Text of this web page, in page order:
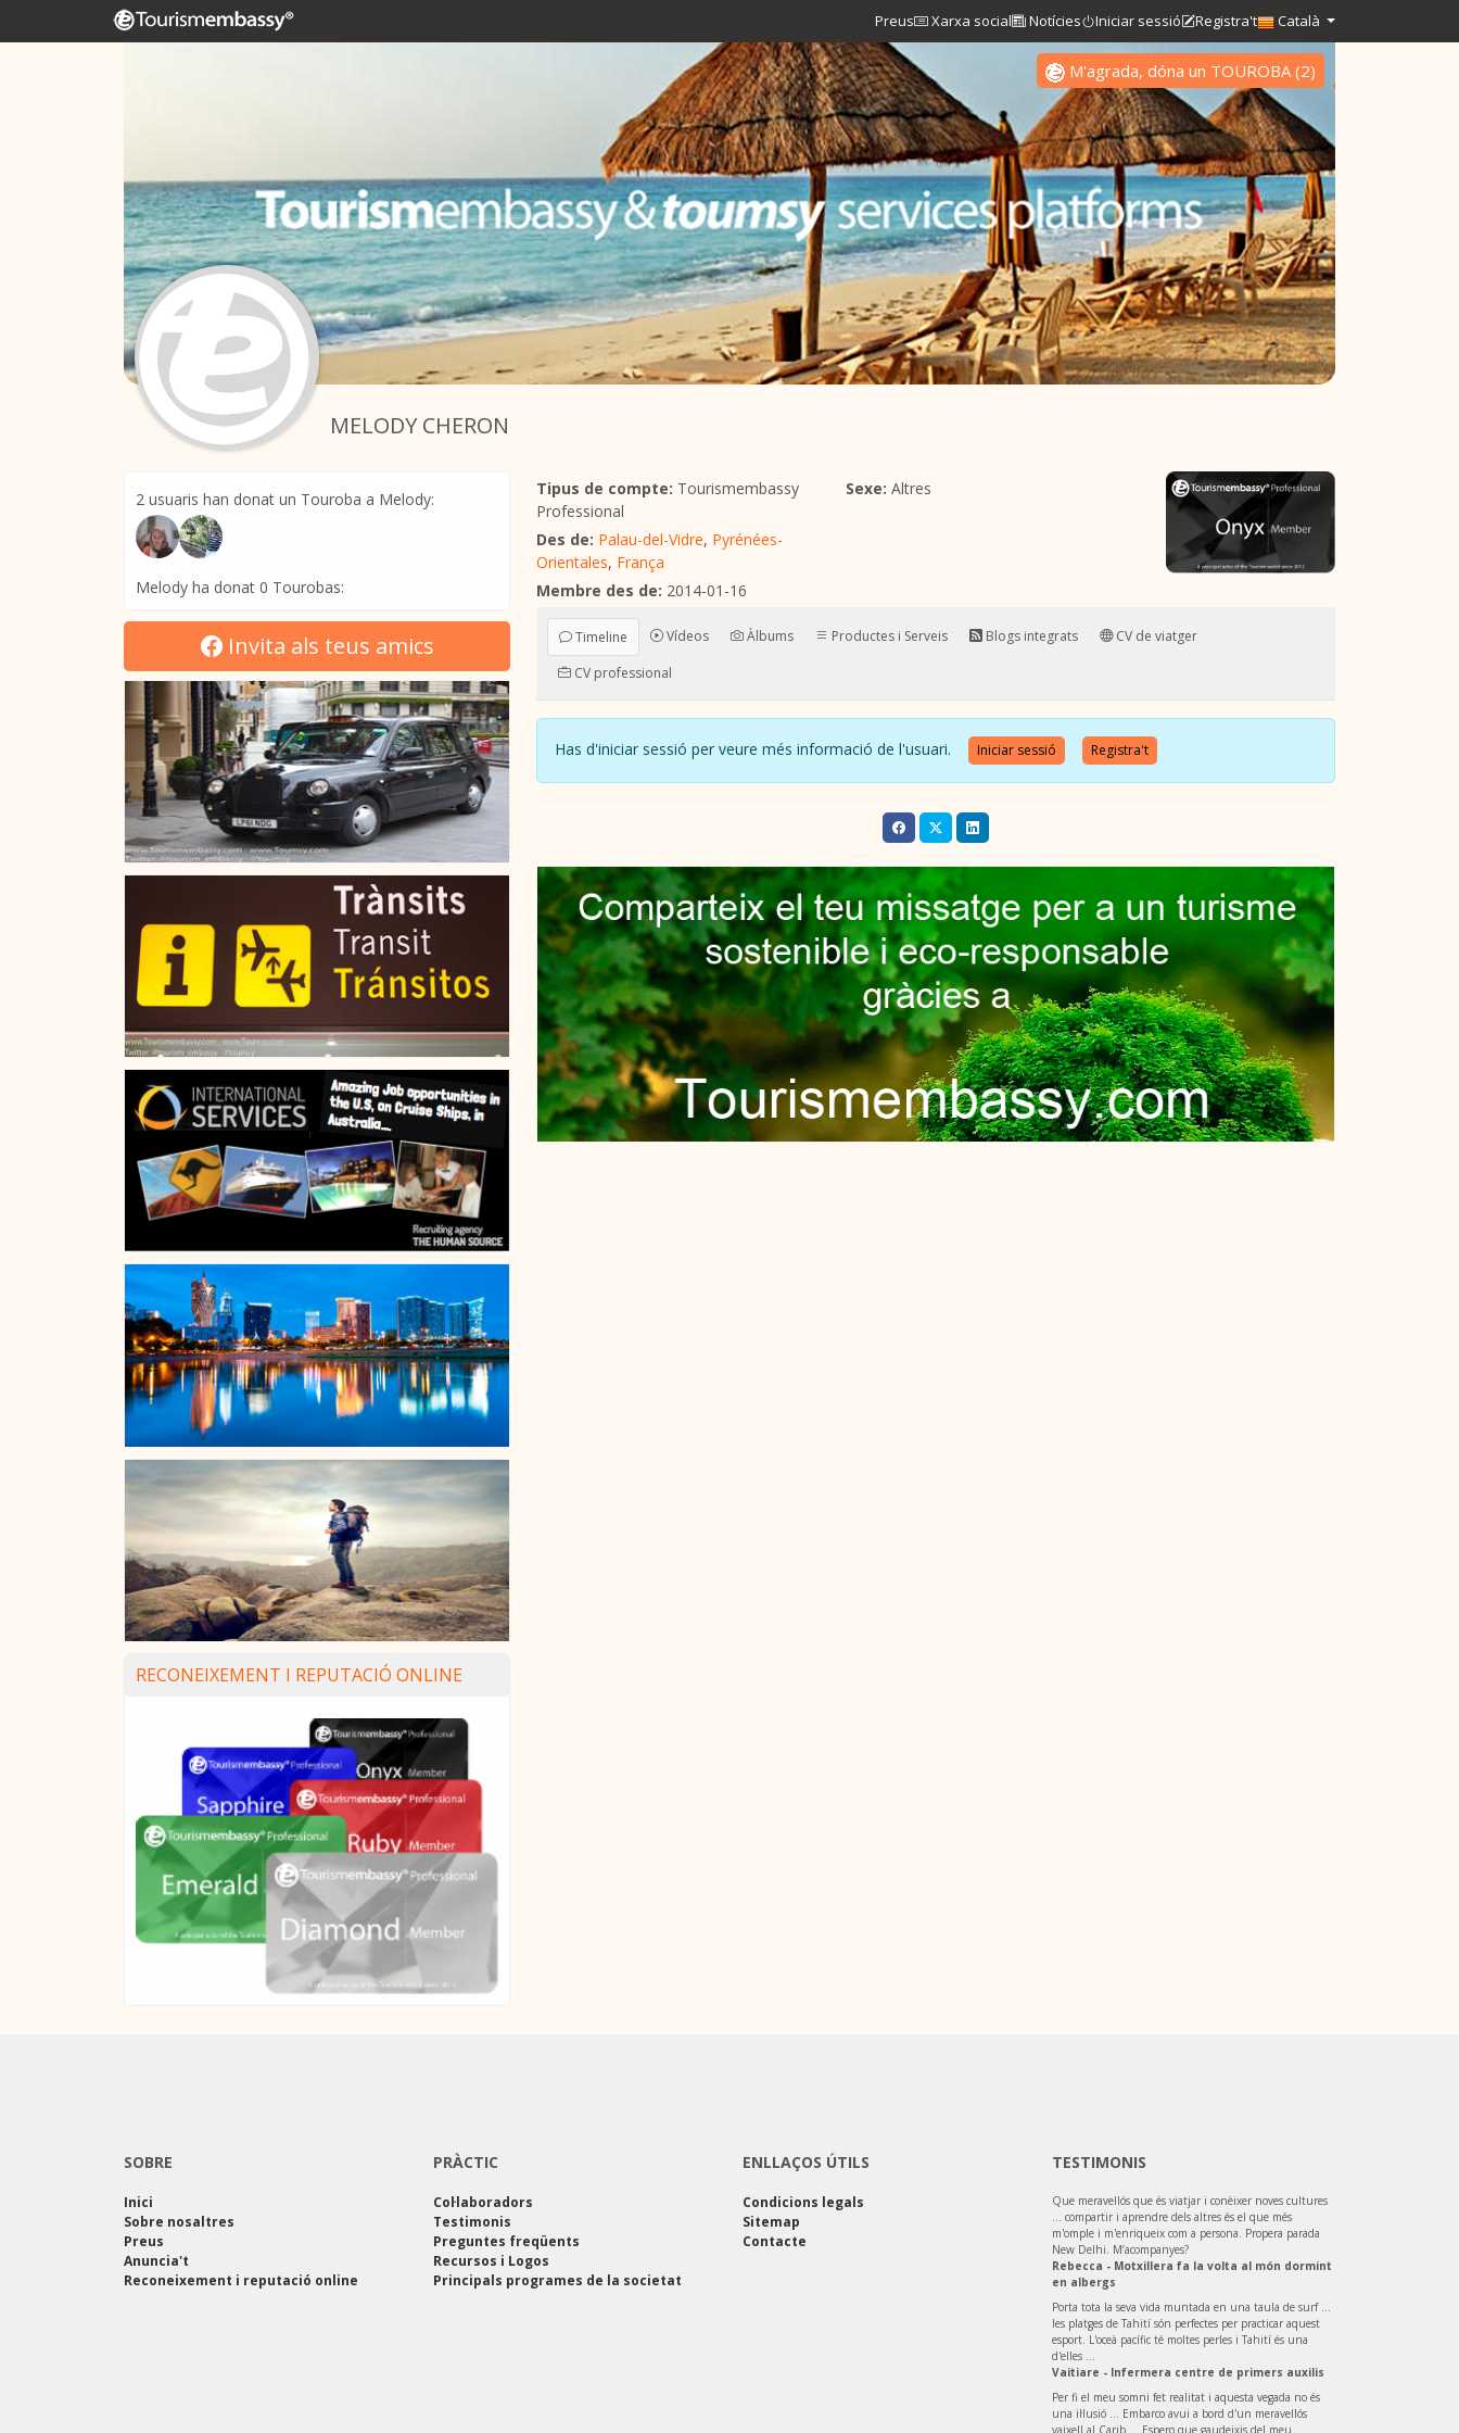
Preus Xarxa social Notícies Iniciar sessió Registra't Català
MELODY CHERON
M'agrada, dóna un TOUROBA(2)
2 usuaris han donat un Touroba a Melody:
Melody ha donat 0 Tourobas:
Invita als teus amics
RECONEIXEMENT I REPUTACIÓ ONLINE
Tipus de compte: Tourismembassy
Professional
Des de: Palau-del-Vidre, Pyrénées-
Orientales, França
Membre des de: 2014-01-16
Sexe: Altres
Timeline Vídeos Àlbums Productes i Serveis Blogs integrats
CV de viatger
CV professional
Has d'iniciar sessió per veure més informació de l'usuari. Iniciar sessió Registra't
SOBRE
Inici
Sobre nosaltres
Preus
Anuncia't
Reconeixement i reputació online
PRÀCTIC
Col·laboradors
Testimonis
Preguntes freqüents
Recursos i Logos
Principals programes de la societat
ENLLAÇOS ÚTILS
Condicions legals
Sitemap
Contacte
TESTIMONIS
Que meravellós que és viatjar i conèixer noves cultures
... compartir i aprendre dels altres és el que més
m'omple i m'enriqueix com a persona. Propera parada
New Delhi. M’acompanyes?
Rebecca - Motxillera fa la volta al món dormint
en albergs
Porta tota la seva vida muntada en una taula de surf ...
les platges de Tahití són perfectes per practicar aquest
esport. L'oceà pacífic té moltes perles i Tahití és una
d'elles ...
Vaitiare - Infermera centre de primers auxilis
Per fi el meu somni fet realitat i aquesta vegada no és
una il·lusió ... Embarco avui a bord d'un meravellós
vaixell al Carib ... Espero que gaudeixis del meu